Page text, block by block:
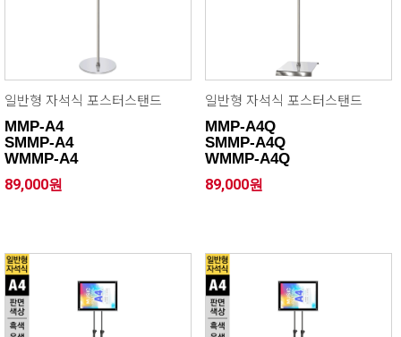
일반형 자석식 포스터스탠드
MMP-A4
SMMP-A4
WMMP-A4
89,000원
일반형 자석식 포스터스탠드
MMP-A4Q
SMMP-A4Q
WMMP-A4Q
89,000원